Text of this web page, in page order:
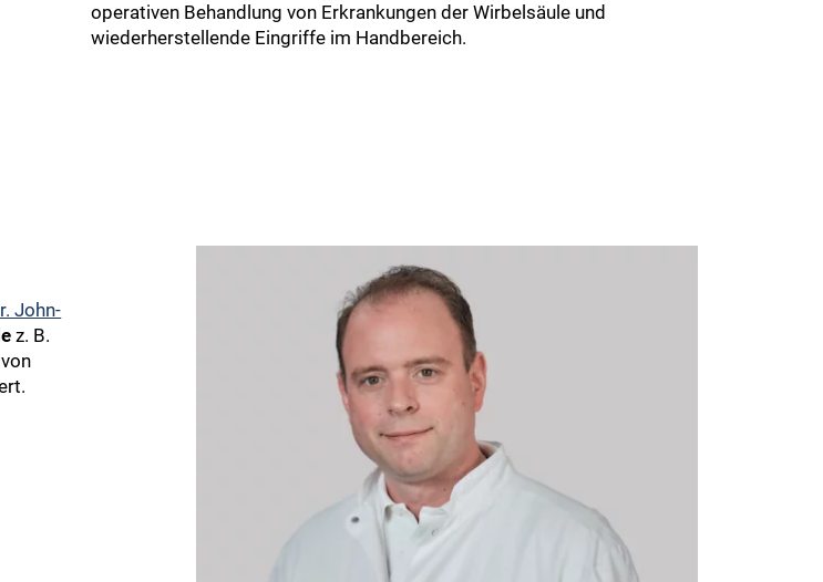
operativen Behandlung von Erkrankungen der Wirbelsäule und
wiederherstellende Eingriffe im Handbereich.
John-
z. B.